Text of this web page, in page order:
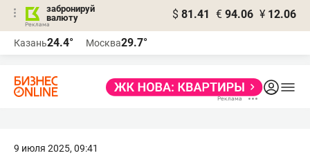
забронируй
валюту
$ 81.41 € 94.06 ¥ 12.06
Казань24.4° Москва29.7°
9 июля 2025, 09:41